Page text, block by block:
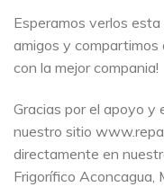
Esperamos verlos
amigos y compartimos
con la mejor compania!
Gracias por el apoyo y
nuestro sitio
directamente en
Frigorífico Aconcagua,